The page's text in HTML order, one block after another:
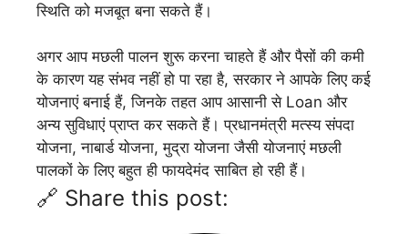
स्थिति को मजबूत बना सकते हैं।
अगर आप मछली पालन शुरू करना चाहते हैं और पैसों की कमी
के कारण यह संभव नहीं हो पा रहा है, सरकार ने आपके लिए कई
योजनाएं बनाई हैं, जिनके तहत आप आसानी से Loan और
अन्य सुविधाएं प्राप्त कर सकते हैं। प्रधानमंत्री मत्स्य संपदा
योजना, नाबार्ड योजना, मुद्रा योजना जैसी योजनाएं मछली
पालकों के लिए बहुत ही फायदेमंद साबित हो रही हैं।
🔗 Share this post: